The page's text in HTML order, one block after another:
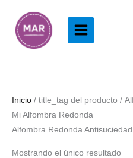
contenido
Inicio / title_tag del producto /
Mi Alfombra Redonda
Alfombra Redonda
Mostrando el único resultado